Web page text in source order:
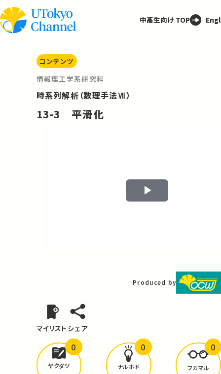
中高生向け TOP
コンテンツ
情報理工学系研究科
時系列解析（数理手法Ⅶ）
13-3 平滑化
Play
Produced by
マイリスト シェア
どんな学びがありましたか？
ヤクダツ
0
ナルホド
0
フカマル
0